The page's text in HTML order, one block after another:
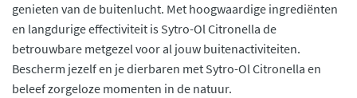
genieten van de buitenlucht. Met hoogwaardige ingrediënten
en langdurige effectiviteit is Sytro-Ol Citronella de
betrouwbare metgezel voor al jouw buitenactiviteiten.
Bescherm jezelf en je dierbaren met Sytro-Ol Citronella en
beleef zorgeloze momenten in de natuur.